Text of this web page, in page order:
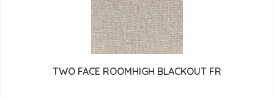
TWO FACE ROOMHIGH BLACKOUT FR